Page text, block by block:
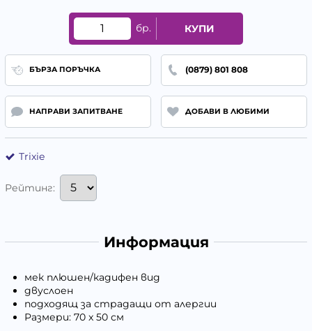
бр. КУПИ
БЪРЗА ПОРЪЧКА (0879) 801 808
НАПРАВИ ЗАПИТВАНЕ ДОБАВИ В ЛЮБИМИ
Trixie
Рейтинг:
Информация
мек плюшен/кадифен вид
двуслоен
подходящ за страдащи от алергии
Размери: 70 x 50 см